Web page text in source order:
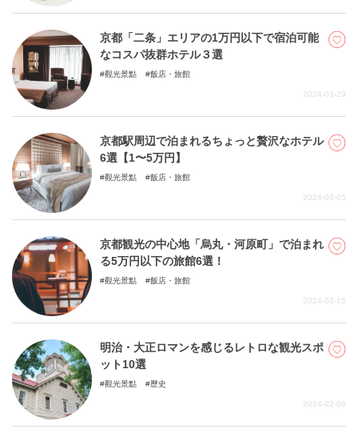
京都「二条」エリアの1万円以下で宿泊可能
なコスパ抜群ホテル３選
觀光景點 飯店・旅館
2024-03-29
京都駅周辺で泊まれるちょっと贅沢なホテル
6選【1〜5万円】
觀光景點 飯店・旅館
2024-03-05
京都観光の中心地「烏丸・河原町」で泊まれ
る5万円以下の旅館6選！
觀光景點 飯店・旅館
2024-02-15
明治・大正ロマンを感じるレトロな観光スポ
ット10選
觀光景點 歷史
2024-02-06